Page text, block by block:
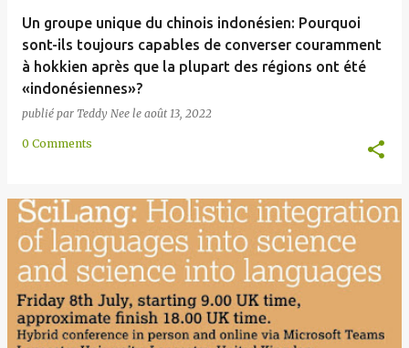
Un groupe unique du chinois indonésien: Pourquoi
sont-ils toujours capables de converser couramment
à hokkien après que la plupart des régions ont été
«indonésiennes»?
publié par Teddy Nee le août 13, 2022
0 Comments